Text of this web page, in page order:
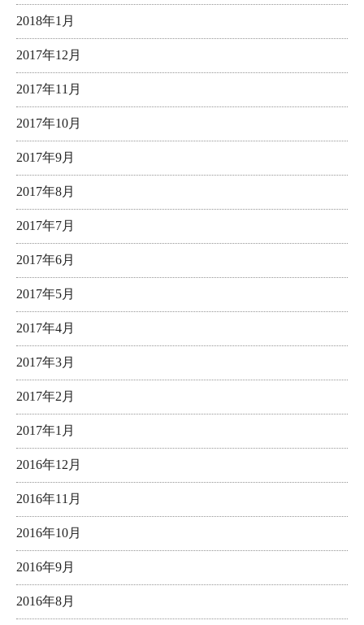
2018年1月
2017年12月
2017年11月
2017年10月
2017年9月
2017年8月
2017年7月
2017年6月
2017年5月
2017年4月
2017年3月
2017年2月
2017年1月
2016年12月
2016年11月
2016年10月
2016年9月
2016年8月